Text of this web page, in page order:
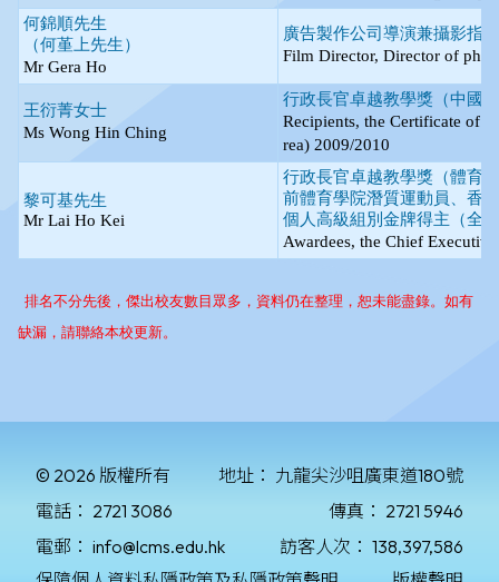
© 2026 版權所有 地址： 九龍尖沙咀廣東道180號
電話： 2721 3086 傳真： 2721 5946
電郵： info@lcms.edu.hk 訪客人次： 138,397,586